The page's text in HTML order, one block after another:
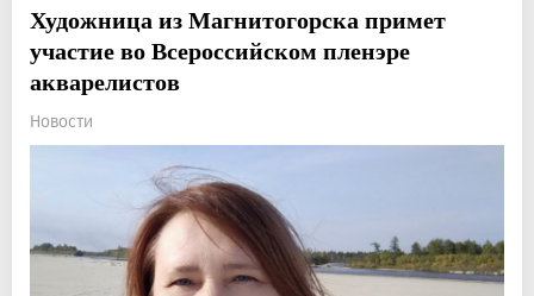
Художница из Магнитогорска примет
участие во Всероссийском пленэре
акварелистов
Новости